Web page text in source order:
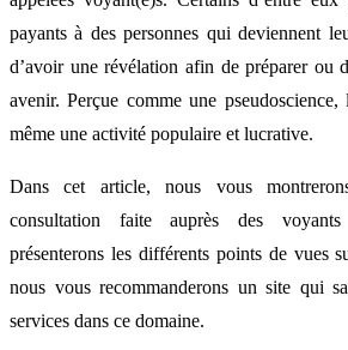
payants à des personnes qui deviennent
d’avoir une révélation afin de préparer ou
avenir. Perçue comme une
même une activité populaire et lucrative.
Dans cet article, nous vous
consultation faite auprès des
présenterons les différents points de vues
nous vous recommanderons un site qui
services dans ce domaine.